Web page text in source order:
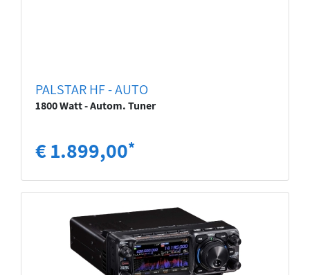
PALSTAR HF - AUTO
1800 Watt - Autom. Tuner
€ 1.899,00*